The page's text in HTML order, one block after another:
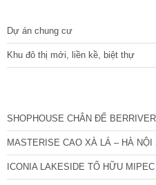
Dự án chung cư
Khu đô thị mới, liền kề, biệt thự
SHOPHOUSE CHÂN ĐẾ
MASTERISE CAO XÀ LÁ – HÀ NỘI
ICONIA LAKESIDE TỐ HỮU MIPEC